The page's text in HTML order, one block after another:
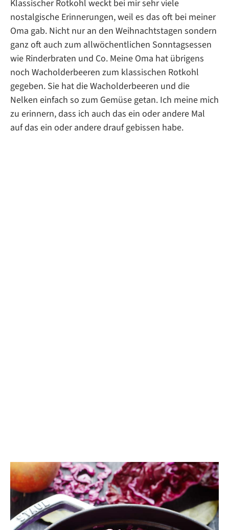
Klassischer Rotkohl weckt bei mir sehr viele
nostalgische Erinnerungen, weil es das oft bei meiner
Oma gab. Nicht nur an den Weihnachtstagen sondern
ganz oft auch zum allwöchentlichen Sonntagsessen
wie Rinderbraten und Co. Meine Oma hat übrigens
noch Wacholderbeeren zum klassischen Rotkohl
gegeben. Sie hat die Wacholderbeeren und die
Nelken einfach so zum Gemüse getan. Ich meine mich
zu erinnern, dass ich auch das ein oder andere Mal
auf das ein oder andere drauf gebissen habe.